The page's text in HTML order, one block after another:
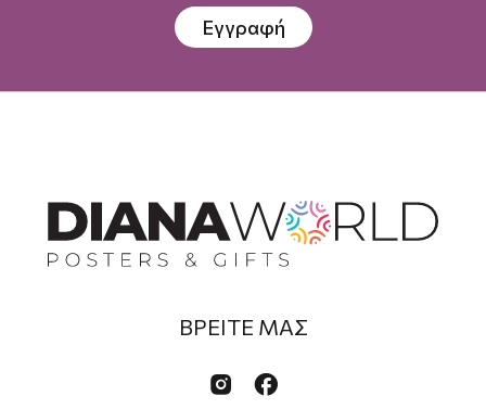
Εγγραφή
ΒΡΕΙΤΕ ΜΑΣ
 